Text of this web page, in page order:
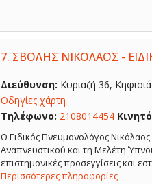
7. ΣΒΟΛΗΣ ΝΙΚΟΛΑΟΣ -
Διεύθυνση: Κυριαζή 36,
Οδηγίες χάρτη
Τηλέφωνο: 2108014454
O Ειδικός Πνευμονολόγος
Αναπνευστικού και τη Μελέτη
επιστημονικές προσεγγίσεις και
Περισσότερες πληροφορίες